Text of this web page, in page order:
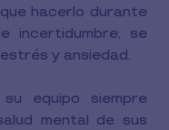
hacerlo durante
incertidumbre, se
y ansiedad.
equipo siempre
mental de sus